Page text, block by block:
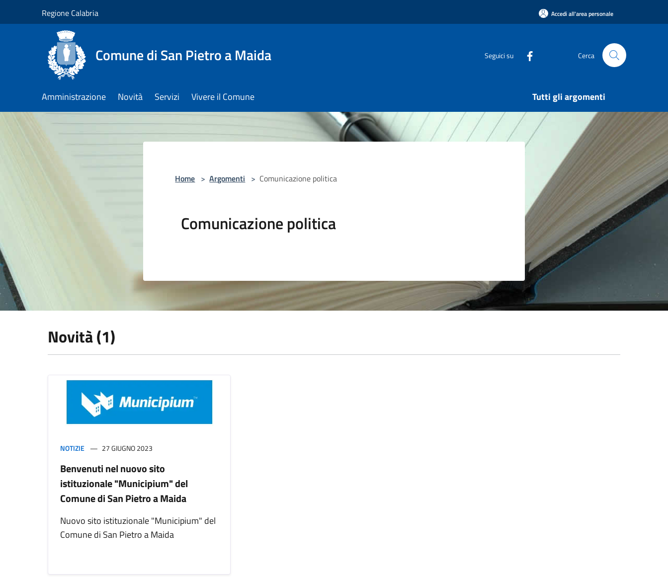
Regione Calabria Accedi all'area personale
Comune di San Pietro a Maida Seguici su Cerca
Amministrazione Novità Servizi Vivere il Comune Tutti gli argomenti
Home > Argomenti > Comunicazione politica
Comunicazione politica
Novità (1)
NOTIZIE 27 GIUGNO 2023
Benvenuti nel nuovo sito
istituzionale "Municipium" del
Comune di San Pietro a Maida
Nuovo sito istituzionale "Municipium" del
Comune di San Pietro a Maida